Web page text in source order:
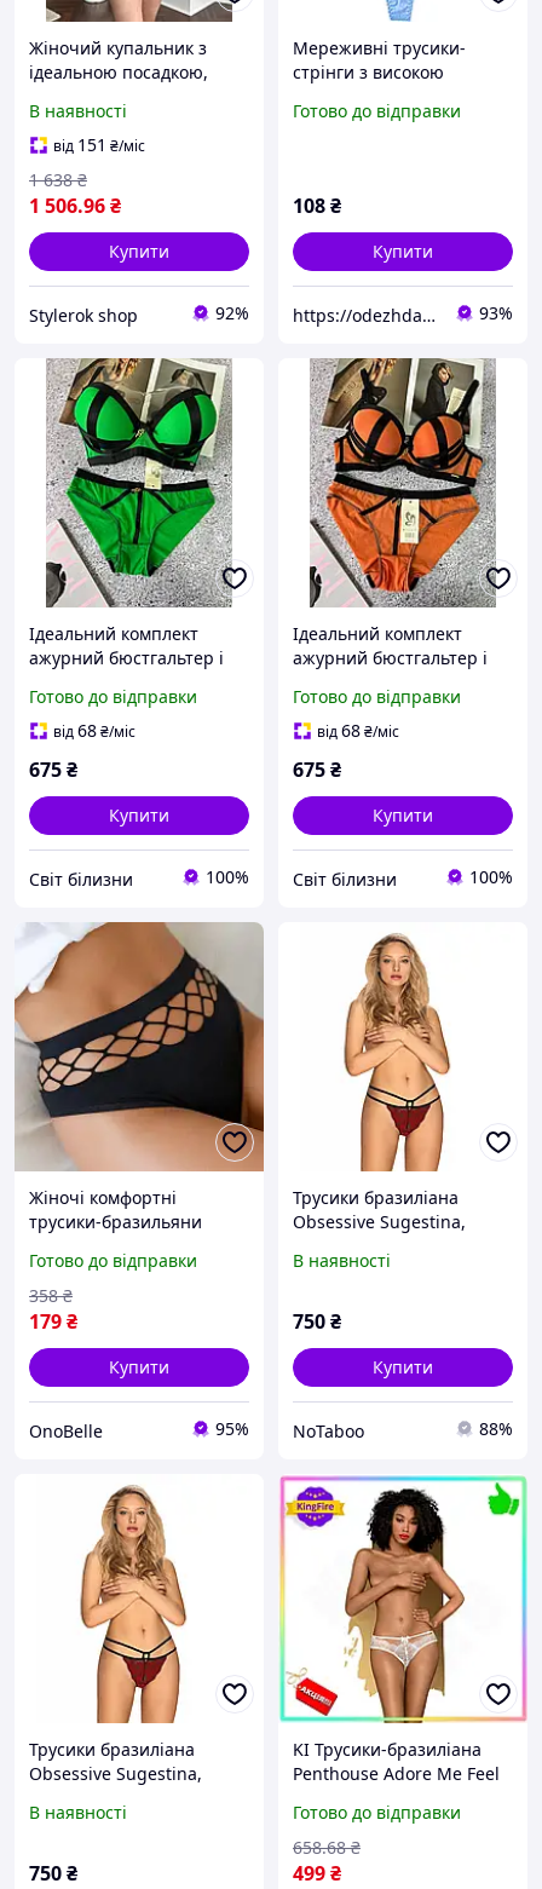
Жіночий купальник з
ідеальною посадкою,
воланами. Розміри
XL,2XL,3XL,4XL
В наявності
від 151 ₴/міс
1 506.96₴
1 638 ₴
Купити
Stylerok shop 92%
Мереживні трусики-
стрінги з високою
та ідеальний комфорт
Готово до відправки
108₴
Купити
https://odezhda-vsem.com.ua/ua/ 93%
Ідеальний комплект
ажурний бюстгальтер і
посадці зелений
Готово до відправки
від68₴/міс
675₴
Купити
Світ білизни 100%
Ідеальний комплект
ажурний бюстгальтер і
посадці помаранчевий
Готово до відправки
від68₴/міс
675₴
Купити
Світ білизни 100%
Жіночі комфортні
трусики-бразильяни
різні випадки, Гарна
нижня білизня для
особливих моментів
Готово до відправки
179₴
358 ₴
Купити
OnoBelle 95%
Трусики бразиліана
Obsessive Sugestina,
В наявності
750₴
Купити
NoTaboo 88%
Трусики бразиліана
Obsessive Sugestina,
В наявності
750₴
KI Трусики-бразиліана
Penthouse Adore Me Feel
квітковим мереживом для
жінок еротична білизна з
FIR41_R
Готово до відправки
499₴
658.68 ₴